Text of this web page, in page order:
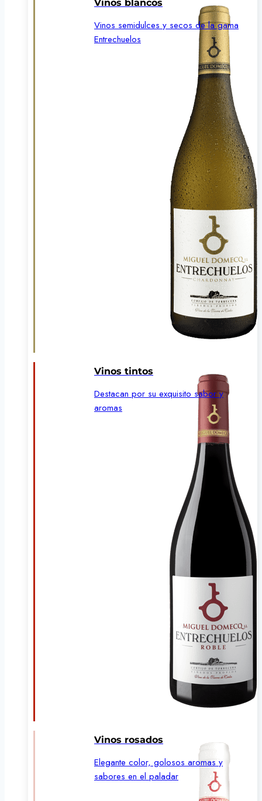
Vinos blancos
Vinos semidulces y secos de la gama
Entrechuelos
Vinos tintos
Destacan por su exquisito sabor y
aromas
Vinos rosados
Elegante color, golosos aromas y
sabores en el paladar